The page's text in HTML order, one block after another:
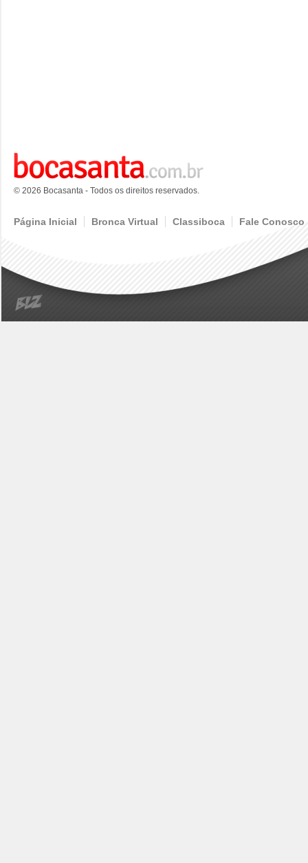
© 2026 Bocasanta - Todos os direitos reservados.
Página Inicial Bronca Virtual Classiboca Fale Conosco